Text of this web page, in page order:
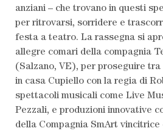
anziani – che trovano in questi
per ritrovarsi, sorridere e
festa a teatro. La rassegna si
allegre comari della compagnia
(Salzano, VE), per proseguire
in casa Cupiello con la regia di
spettacoli musicali come Live
Pezzali, e produzioni innovative
della Compagnia SmArt